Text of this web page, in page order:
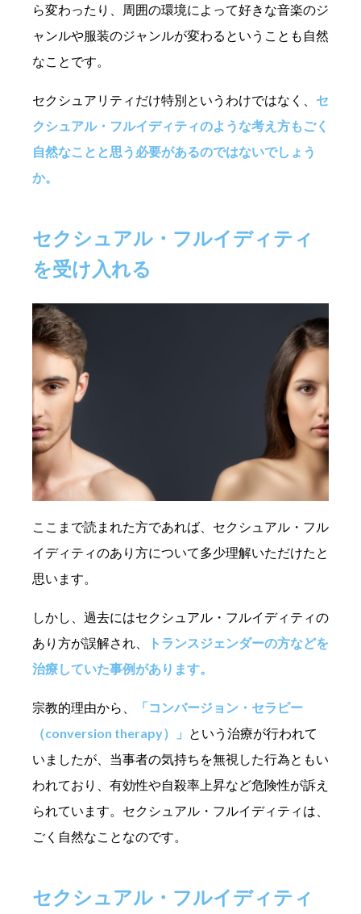
ら変わったり、周囲の環境によって好きな音楽のジ
ャンルや服装のジャンルが変わるということも自然
なことです。
セクシュアリティだけ特別というわけではなく、 セ
クシュアル・フルイディティのような考え方もごく
自然なことと思う必要があるのではないでしょう
か。
セクシュアル・フルイディティ
を受け入れる
ここまで読まれた方であれば、セクシュアル・フル
イディティのあり方について多少理解いただけたと
思います。
しかし、過去にはセクシュアル・フルイディティの
あり方が誤解され、
トランスジェンダーの方などを
治療していた事例があります。
宗教的理由から、
「コンバージョン・セラピー
（conversion therapy）」 という治療が行われて
いましたが、当事者の気持ちを無視した行為ともい
われており、有効性や自殺率上昇など危険性が訴え
られています。セクシュアル・フルイディティは、
ごく自然なことなのです。
セクシュアル・フルイディティ